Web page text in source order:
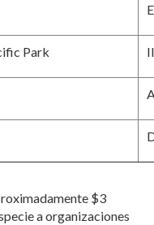
Park
$3
a organizaciones